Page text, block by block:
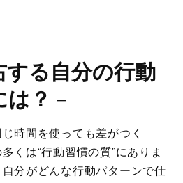
する自分の行動
は？ －
時間を使っても差がつく
くは“行動習慣の質”にありま
分がどんな行動パターンで仕